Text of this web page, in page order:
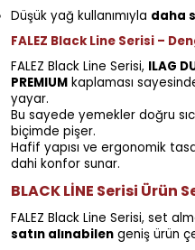
Düşük yağ kullanımıyla daha
FALEZ Black Line Serisi –
FALEZ Black Line Serisi, ILAG
PREMIUM kaplaması
yayar.
Bu sayede yemekler doğru
biçimde pişer.
Hafif yapısı ve ergonomik
dahi konfor sunar.
BLACK LİNE Serisi Ürün
FALEZ Black Line Serisi, set
satın alınabilen geniş ürün